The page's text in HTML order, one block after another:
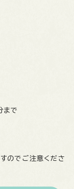
まで
のでご注意くださ